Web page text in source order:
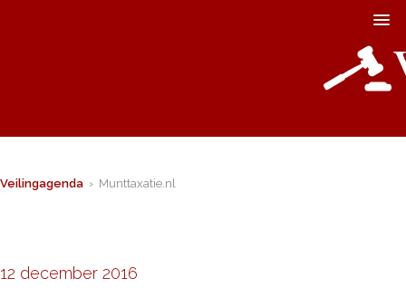
Veilingagenda › Munttaxatie.nl
12 december 2016